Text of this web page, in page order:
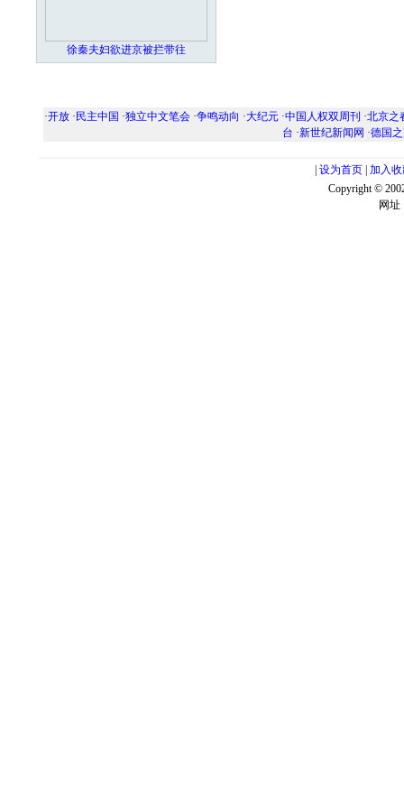
徐秦夫妇欲进京被拦带往
·开放 · 民主中国 ·独立中文笔会 ·争鸣动向 ·大纪元 ·中国人权双周刊 ·北京之
台 ·新世纪新闻网 ·德国
设为首页 加入
Copyright ©
网址